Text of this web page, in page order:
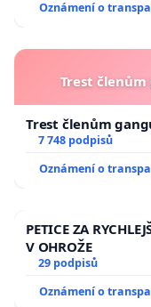
Oznámení o
Trest
Trest členům
7 748 podpisů
Oznámení o
PETICE ZA
V OHROŽE
29 podpisů
Oznámení o